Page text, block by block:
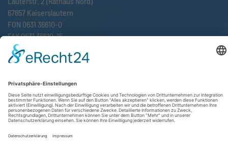
67657 Kaiserslautern
FON 0631 36610-0
FAX 0631 36610-15
©2026 Atlantische Akademie Rheinland-Pfalz e. V. |
Impressum|Datenschutzerklärung|AGB|Newsletter|
Cookie-Einstellungen